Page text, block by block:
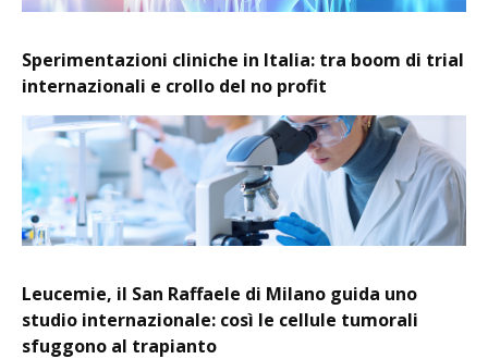
Sperimentazioni cliniche in Italia: tra boom di trial
internazionali e crollo del no profit
Leucemie, il San Raffaele di Milano guida uno
studio internazionale: così le cellule tumorali
sfuggono al trapianto